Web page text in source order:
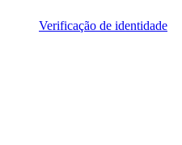
Verificação de identidade